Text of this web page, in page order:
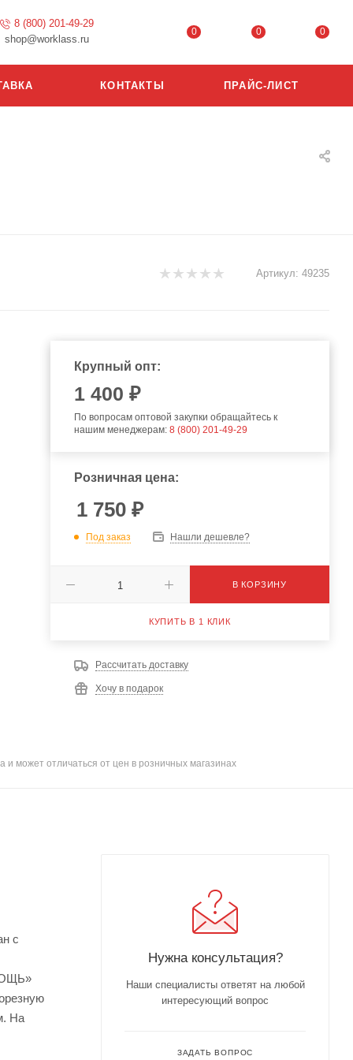
8 (800) 201-49-29
shop@worklass.ru
0 0 0
КОНТАКТЫ ПРАЙС-ЛИСТ
Артикул: 49235
Крупный опт:
1 400 ₽
По вопросам оптовой закупки обращайтесь к
нашим менеджерам: 8 (800) 201-49-29
Розничная цена:
1 750₽
Под заказ Нашли дешевле?
В КОРЗИНУ
КУПИТЬ В 1 КЛИК
Рассчитать доставку
Хочу в подарок
и может отличаться от цен в розничных магазинах
с
На
Нужна консультация?
Наши специалисты ответят на любой
интересующий вопрос
ЗАДАТЬ ВОПРОС